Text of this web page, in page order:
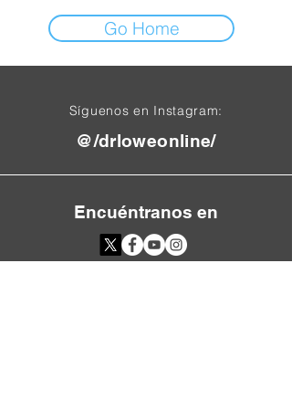
Go Home
Síguenos en Instagram:
@/drloweonline/
Encuéntranos en